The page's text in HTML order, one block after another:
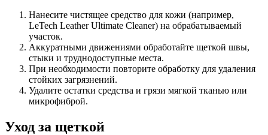
Нанесите чистящее средство для кожи (например,
LeTech Leather Ultimate Cleaner) на обрабатываемый
участок.
Аккуратными движениями обработайте щеткой швы,
стыки и труднодоступные места.
При необходимости повторите обработку для удаления
стойких загрязнений.
Удалите остатки средства и грязи мягкой тканью или
микрофиброй.
Уход за щеткой